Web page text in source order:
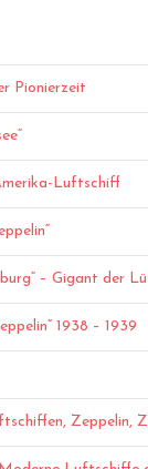
Pionierzeit
Luftschiff
– Gigant der
1938 – 1939
Zeppelin,